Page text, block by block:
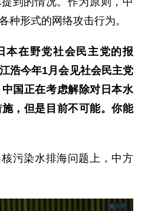
种形式的网络攻击行为。
本在野党社会民主党的报
浩今年1月会见社会民主党
国正在考虑解除对日本水
，但是目前不可能。你能
污染水排海问题上，中方